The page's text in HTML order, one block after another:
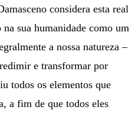
considera esta real
sua humanidade como um
a nossa natureza –
e transformar por
todos os elementos que
a fim de que todos eles